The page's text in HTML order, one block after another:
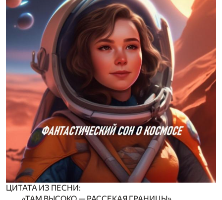
ЦИТАТА ИЗ ПЕСНИ: